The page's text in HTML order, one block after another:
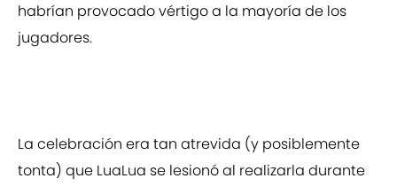
habrían provocado vértigo a la mayoría de los
jugadores.
La celebración era tan atrevida (y posiblemente
tonta) que LuaLua se lesionó al realizarla durante